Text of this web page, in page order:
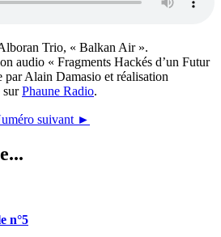
Trio, « Balkan Air ».
audio « Fragments Hackés d’un Futur
par Alain Damasio et réalisation
surPhaune Radio.
suivant ►
n°5